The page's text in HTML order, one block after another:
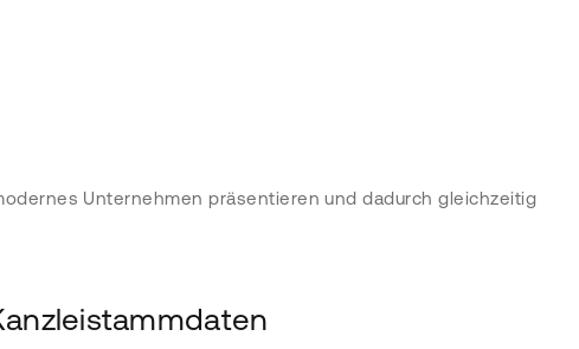
Unternehmen präsentieren und dadurch gleichzeitig